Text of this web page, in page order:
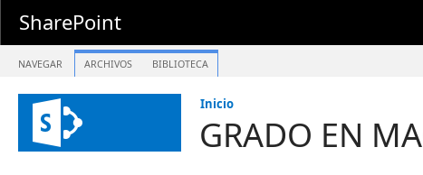
SharePoint
NAVEGAR ARCHIVOS BIBLIOTECA
Inicio
GRADO EN